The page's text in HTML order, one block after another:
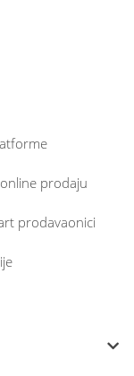
prodaju
prodavaonici